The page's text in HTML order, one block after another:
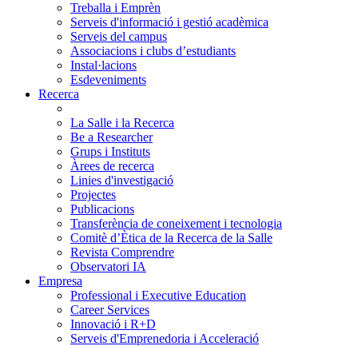
Treballa i Emprèn
Serveis d'informació i gestió acadèmica
Serveis del campus
Associacions i clubs d’estudiants
Instal·lacions
Esdeveniments
Recerca
La Salle i la Recerca
Be a Researcher
Grups i Instituts
Àrees de recerca
Linies d'investigació
Projectes
Publicacions
Transferència de coneixement i tecnologia
Comitè d’Ètica de la Recerca de la Salle
Revista Comprendre
Observatori IA
Empresa
Professional i Executive Education
Career Services
Innovació i R+D
Serveis d'Emprenedoria i Acceleració